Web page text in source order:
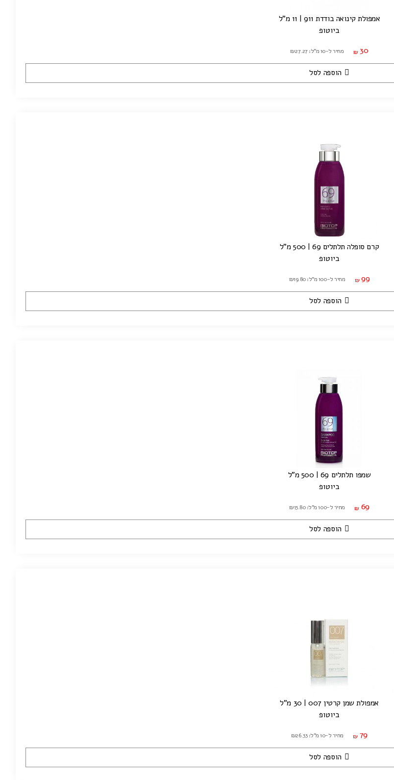
אמפולת קינואה בודדת 911 | 11 מ"ל
ביוטופ
₪ 30 מחיר ל-10 מ"ל: ₪27.27
הוספה לסל
קרם סופלה תלתלים 69 | 500 מ"ל
ביוטופ
₪ 99 מחיר ל-100 מ"ל: ₪19.80
הוספה לסל
שמפו תלתלים 69 | 500 מ"ל
ביוטופ
₪ 69 מחיר ל-100 מ"ל: ₪13.80
הוספה לסל
אמפולת שמן קרטין 007 | 30 מ"ל
ביוטופ
₪ 79 מחיר ל-10 מ"ל: ₪26.33
הוספה לסל